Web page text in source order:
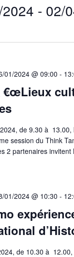
- 02/
01/2024 @ 09:00 -
de 9.30 à
session du Think
2 partenaires
01/2024 @ 10:30 -
de 10.30 à